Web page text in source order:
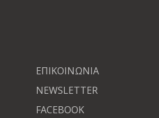
ΕΠΙΚΟΙΝΩΝΙΑ
NEWSLETTER
FACEBOOK